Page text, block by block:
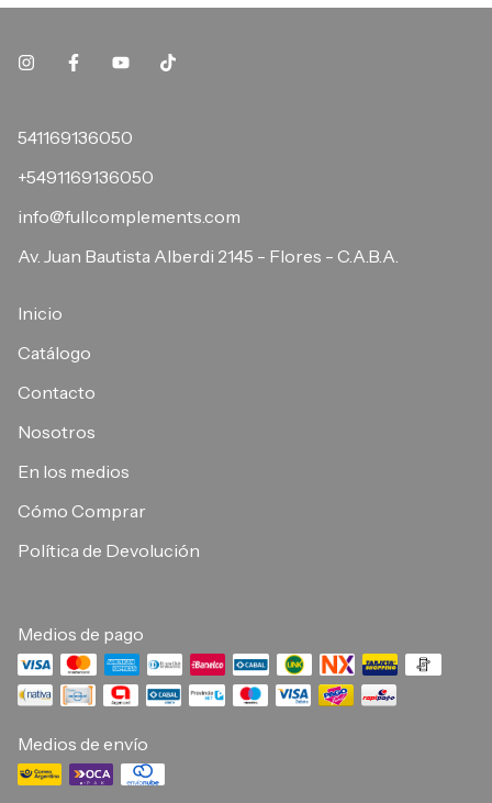
541169136050
+5491169136050
info@fullcomplements.com
Av. Juan Bautista Alberdi 2145 - Flores - C.A.B.A.
Inicio
Catálogo
Contacto
Nosotros
En los medios
Cómo Comprar
Política de Devolución
Medios de pago
Medios de envío